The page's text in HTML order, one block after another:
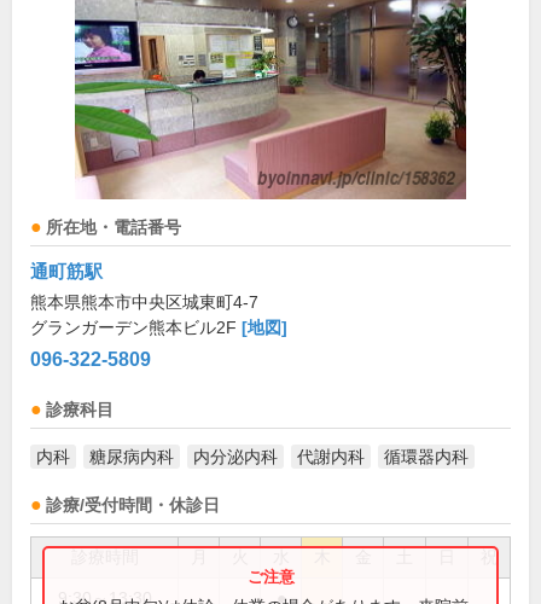
所在地・電話番号
通町筋駅
熊本県熊本市中央区城東町4-7
グランガーデン熊本ビル2F [地図]
096-322-5809
診療科目
内科 糖尿病内科 内分泌内科 代謝内科 循環器内科
診療/受付時間・休診日
祝
9:30～13:30 ●